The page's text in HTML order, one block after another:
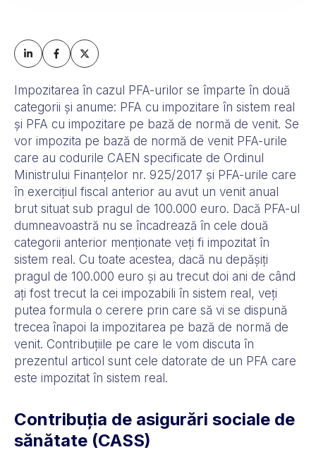
Impozitarea în cazul PFA-urilor se împarte în două
categorii și anume: PFA cu impozitare în sistem real
și PFA cu impozitare pe bază de normă de venit. Se
vor impozita pe bază de normă de venit PFA-urile
care au codurile CAEN specificate de Ordinul
Ministrului Finanțelor nr. 925/2017 și PFA-urile care
în exercițiul fiscal anterior au avut un venit anual
brut situat sub pragul de 100.000 euro. Dacă PFA-ul
dumneavoastră nu se încadrează în cele două
categorii anterior menționate veți fi impozitat în
sistem real. Cu toate acestea, dacă nu depășiți
pragul de 100.000 euro și au trecut doi ani de când
ați fost trecut la cei impozabili în sistem real, veți
putea formula o cerere prin care să vi se dispună
trecea înapoi la impozitarea pe bază de normă de
venit. Contribuțiile pe care le vom discuta în
prezentul articol sunt cele datorate de un PFA care
este impozitat în sistem real.
Contribuția de asigurări sociale de
sănătate (CASS)